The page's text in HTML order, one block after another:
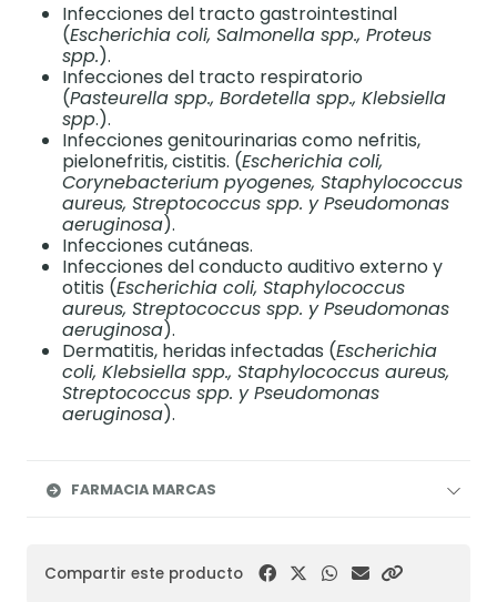
Infecciones del tracto gastrointestinal
(Escherichia coli, Salmonella spp., Proteus
spp.).
Infecciones del tracto respiratorio
(Pasteurella spp., Bordetella spp., Klebsiella
spp.).
Infecciones genitourinarias como nefritis,
pielonefritis, cistitis. (Escherichia coli,
Corynebacterium pyogenes, Staphylococcus
aureus, Streptococcus spp. y Pseudomonas
aeruginosa).
Infecciones cutáneas.
Infecciones del conducto auditivo externo y
otitis (Escherichia coli, Staphylococcus
aureus, Streptococcus spp. y Pseudomonas
aeruginosa).
Dermatitis, heridas infectadas (Escherichia
coli, Klebsiella spp., Staphylococcus aureus,
Streptococcus spp. y Pseudomonas
aeruginosa).
FARMACIA MARCAS
Compartir este producto